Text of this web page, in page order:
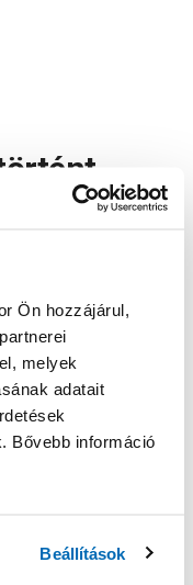
Ön hozzájárul,
melyek
adatait
Bővebb információ
Beállítások